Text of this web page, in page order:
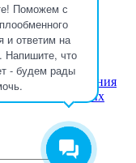
Поможем с
и ответим на
Напишите, что
- будем рады
использования
данных